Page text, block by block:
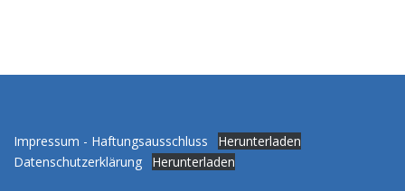
Impressum - Haftungsausschluss
Herunterladen
Datenschutzerklärung
Herunterladen